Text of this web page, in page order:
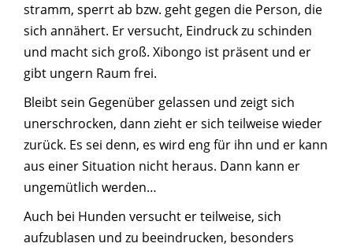
stramm, sperrt ab bzw. geht gegen die Person, die
sich annähert. Er versucht, Eindruck zu schinden
und macht sich groß. Xibongo ist präsent und er
gibt ungern Raum frei.
Bleibt sein Gegenüber gelassen und zeigt sich
unerschrocken, dann zieht er sich teilweise wieder
zurück. Es sei denn, es wird eng für ihn und er kann
aus einer Situation nicht heraus. Dann kann er
ungemütlich werden…
Auch bei Hunden versucht er teilweise, sich
aufzublasen und zu beeindrucken, besonders